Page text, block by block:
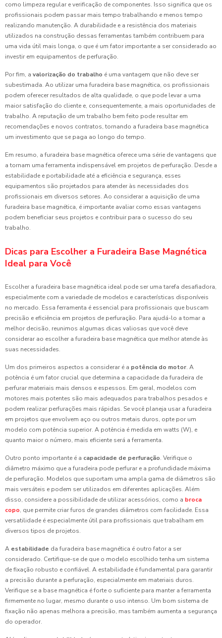
como limpeza regular e verificação de componentes. Isso significa que os
profissionais podem passar mais tempo trabalhando e menos tempo
realizando manutenção. A durabilidade e a resistência dos materiais
utilizados na construção dessas ferramentas também contribuem para
uma vida útil mais longa, o que é um fator importante a ser considerado ao
investir em equipamentos de perfuração.
Por fim, a valorização do trabalho é uma vantagem que não deve ser
subestimada. Ao utilizar uma furadeira base magnética, os profissionais
podem oferecer resultados de alta qualidade, o que pode levar a uma
maior satisfação do cliente e, consequentemente, a mais oportunidades de
trabalho. A reputação de um trabalho bem feito pode resultar em
recomendações e novos contratos, tornando a furadeira base magnética
um investimento que se paga ao longo do tempo.
Em resumo, a furadeira base magnética oferece uma série de vantagens que
a tornam uma ferramenta indispensável em projetos de perfuração. Desde a
estabilidade e portabilidade até a eficiência e segurança, esses
equipamentos são projetados para atender às necessidades dos
profissionais em diversos setores. Ao considerar a aquisição de uma
furadeira base magnética, é importante avaliar como essas vantagens
podem beneficiar seus projetos e contribuir para o sucesso do seu
trabalho.
Dicas para Escolher a Furadeira Base Magnética
Ideal para Você
Escolher a furadeira base magnética ideal pode ser uma tarefa desafiadora,
especialmente com a variedade de modelos e características disponíveis
no mercado. Essa ferramenta é essencial para profissionais que buscam
precisão e eficiência em projetos de perfuração. Para ajudá-lo a tomar a
melhor decisão, reunimos algumas dicas valiosas que você deve
considerar ao escolher a furadeira base magnética que melhor atende às
suas necessidades.
Um dos primeiros aspectos a considerar é a potência do motor. A
potência é um fator crucial que determina a capacidade da furadeira de
perfurar materiais mais densos e espessos. Em geral, modelos com
motores mais potentes são mais adequados para trabalhos pesados e
podem realizar perfurações mais rápidas. Se você planeja usar a furadeira
em projetos que envolvem aço ou outros metais duros, opte por um
modelo com potência superior. A potência é medida em watts (W), e
quanto maior o número, mais eficiente será a ferramenta.
Outro ponto importante é a capacidade de perfuração. Verifique o
diâmetro máximo que a furadeira pode perfurar e a profundidade máxima
de perfuração. Modelos que suportam uma ampla gama de diâmetros são
mais versáteis e podem ser utilizados em diferentes aplicações. Além
disso, considere a possibilidade de utilizar acessórios, como a broca
copo, que permite criar furos de grandes diâmetros com facilidade. Essa
versatilidade é especialmente útil para profissionais que trabalham em
diversos tipos de projetos.
A estabilidade da furadeira base magnética é outro fator a ser
considerado. Certifique-se de que o modelo escolhido tenha um sistema
de fixação robusto e confiável. A estabilidade é fundamental para garantir
a precisão durante a perfuração, especialmente em materiais duros.
Verifique se a base magnética é forte o suficiente para manter a ferramenta
firmemente no lugar, mesmo durante o uso intenso. Um bom sistema de
fixação não apenas melhora a precisão, mas também aumenta a segurança
do operador.